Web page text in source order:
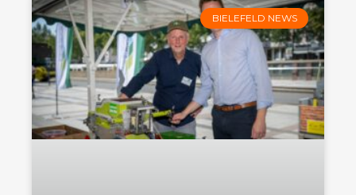
BIELEFELD NEWS